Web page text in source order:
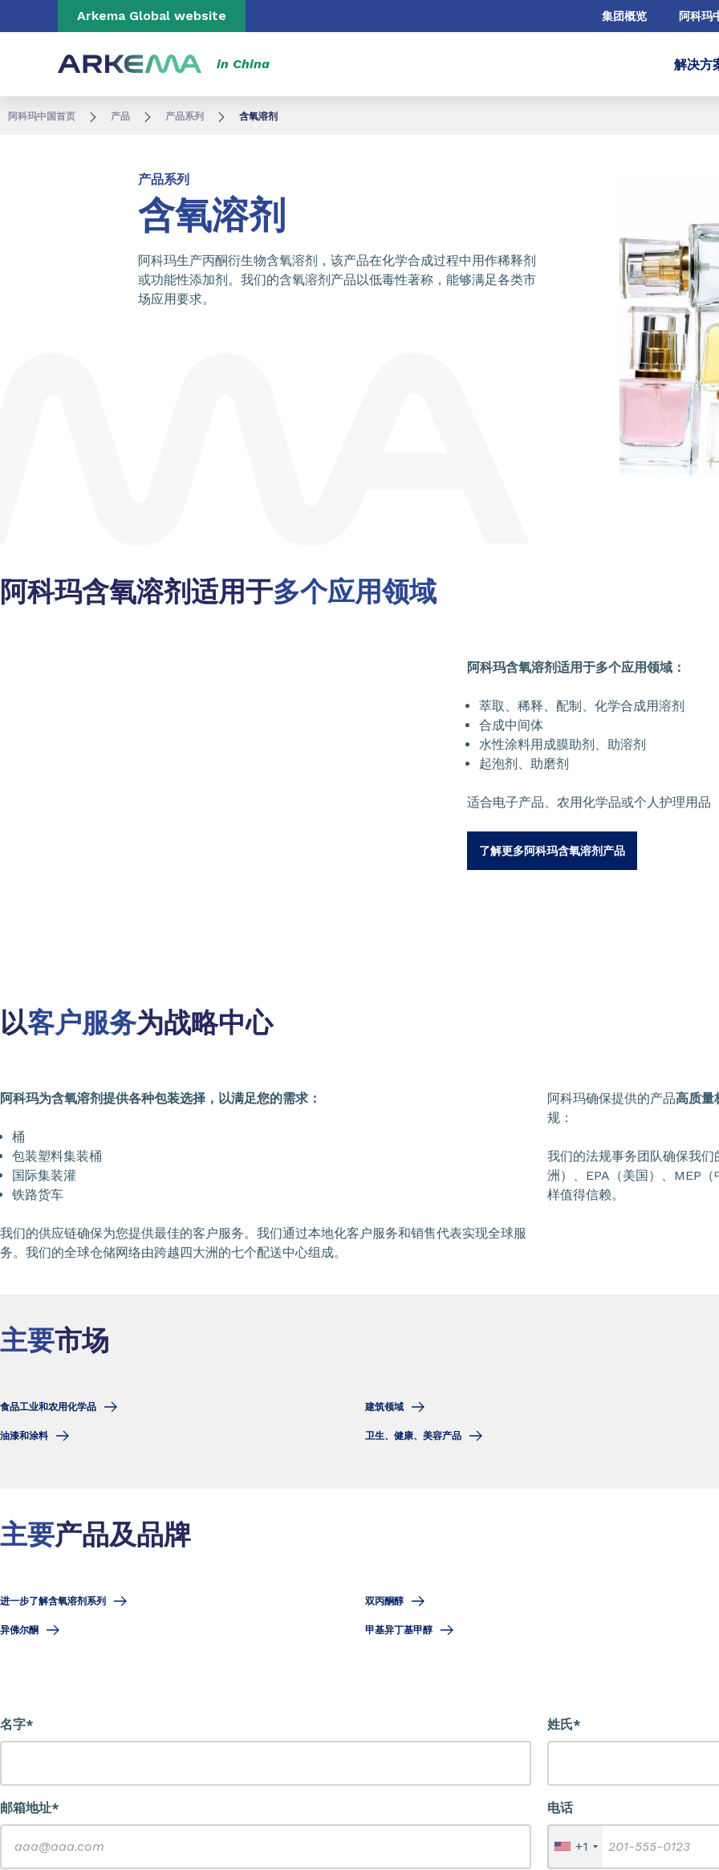
Go to content Go to navigation
Arkema Global website 集团概览 阿科玛
in China 解决方
阿科玛中国首页 产品 产品系列 含氧溶剂
产品系列
含氧溶剂
阿科玛生产丙酮衍生物含氧溶剂，该产品在化学合成过程中用作稀释剂
或功能性添加剂。我们的含氧溶剂产品以低毒性著称，能够满足各类市
场应用要求。
阿科玛含氧溶剂适用于多个应用领域
阿科玛含氧溶剂适用于多个应用领域：
萃取、稀释、配制、化学合成用溶剂
合成中间体
水性涂料用成膜助剂、助溶剂
起泡剂、助磨剂
适合电子产品、农用化学品或个人护理用
了解更多阿科玛含氧溶剂产品
以客户服务为战略中心
阿科玛为含氧溶剂提供各种包装选择，以满足您的需求：
桶
包装塑料集装桶
国际集装灌
铁路货车
我们的供应链确保为您提供最佳的客户服务。我们通过本地化客户服务和销售代表实现全球服
务。我们的全球仓储网络由跨越四大洲的七个配送中心组成。
阿科玛确保提供的产品高质量
规：
我们的法规事务团队确保我
洲）、EPA（美国）、MEP
样值得信赖。
主要市场
食品工业和农用化学品 建筑领域
油漆和涂料 卫生、健康、美容产品
主要产品及品牌
进一步了解含氧溶剂系列 双丙酮醇
异佛尔酮 甲基异丁基甲醇
名字* 姓氏*
邮箱地址* 电话
+1